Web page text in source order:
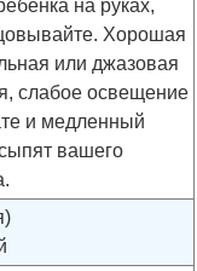
на руках,
Хорошая
или джазовая
слабое освещение
и медленный
вашего